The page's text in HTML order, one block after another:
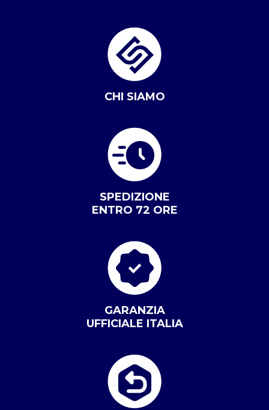
CHI SIAMO
SPEDIZIONE
ENTRO 72 ORE
GARANZIA
UFFICIALE ITALIA